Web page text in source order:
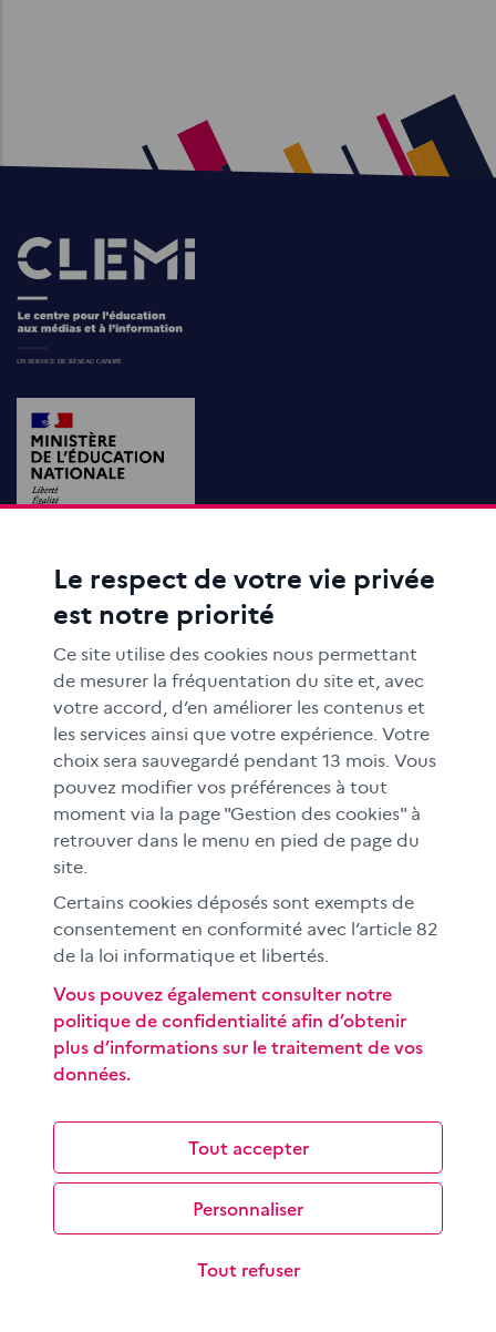
Images
ACTIONS ÉDUCATIVES
FORMATION
RESSOURCES
MÉDIAS SCOLAIRES
FAMILLES
Le CLEMI
En académies
À l'international
CLEMI sup
Espace presse
Si vous souhaitez vous abonner gratuitement à la lettre
d'information mensuelle du CLEMI, cliquezici →
Le respect de votre vie privée
est notre priorité
Ce site utilise des cookies nous permettant
de mesurer la fréquentation du site et, avec
votre accord, d’en améliorer les contenus et
les services ainsi que votre expérience. Votre
choix sera sauvegardé pendant 13 mois. Vous
pouvez modifier vos préférences à tout
moment via la page "Gestion des cookies" à
retrouver dans le menu en pied de page du
site.
Certains cookies déposés sont exempts de
consentement en conformité avec l’article 82
de la loi informatique et libertés.
Tout accepter
Tout refuser
Personnaliser
Vous pouvez également consulter notre
politique de confidentialité afin d’obtenir
plus d’informations sur le traitement de vos
données.